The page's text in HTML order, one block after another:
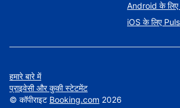
Android के
iOS के लिए
हमारे बारे में
प्राइवेसी और कुकी स्टेटमेंट
© कॉपीराइट Booking.com 2026